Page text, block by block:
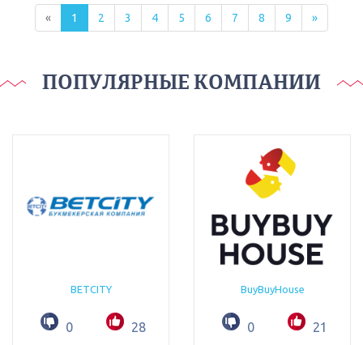
« 1 2 3 4 5 6 7 8 9 »
ПОПУЛЯРНЫЕ КОМПАНИИ
BETCITY
0 28
BuyBuyHouse
0 21